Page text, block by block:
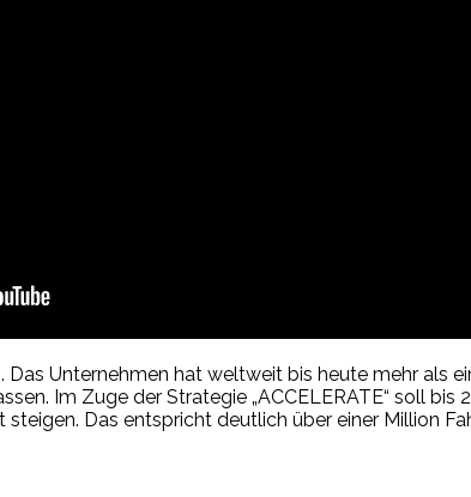
Unternehmen hat weltweit bis heute mehr als
Im Zuge der Strategie „ACCELERATE“ soll
Das entspricht deutlich über einer Million